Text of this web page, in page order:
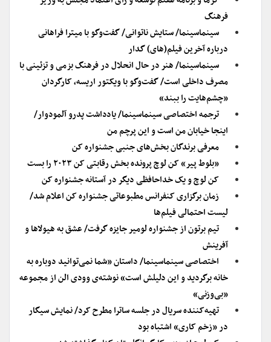
فرهنگ
سینماسینما/ ستایش ناتوانی/ گفت‌وگو با میترا فراهانی
درباره آخرین فیلم(های) گدار
سینماسینما/ هنر در حال انحلال در فرهنگ بزمی و تزئینی با
مصرف داخلی است/ گفت‌وگو با ویکتور اریسه، کارگردان
«چشم‌هایت را ببند»
ترجمه اختصاصی سینماسینما/ یادداشت پدرو آلمودوار/
اینجا خیابان من است و این پرچم من
معرفی برندگان بخش‌های جنبی جشنواره کن
«بلوط پیر» کن لوچ پرونده بخش رقابتی کن ۲۰۲۳ را بست
کن لوچ و یک خداحافظی دیگر در آستانه جشنواره کن
زمان برگزاری کنفرانس مطبوعاتی جشنواره کن اعلام شد/
لیست احتمالی فیلم‌ها
تیم برتون از جشنواره لومیر جایزه گرفت/ عشق به هیولاها و
آفرینش
اختصاصی سینماسینما/ داستان «شما نمی‌توانید دوباره به
خانه برگردید و این دلیلش است» نوشته‌ی وودی الن از مجموعه
«بی‌وزنی»
تهیه‌کننده سریال در جلسه ساترا مطرح کرد/ نمایش سیگار
در «زخم کاری» اشتباه بود